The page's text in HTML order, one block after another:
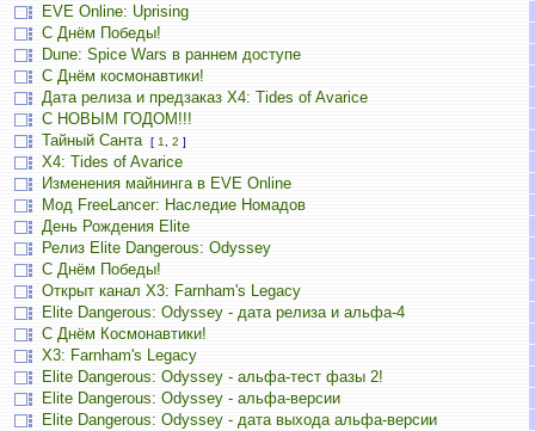
EVE Online: Uprising
С Днём Победы!
Dune: Spice Wars в раннем доступе
С Днём космонавтики!
Дата релиза и предзаказ X4: Tides of Avarice
С НОВЫМ ГОДОМ!!!
Тайный Санта
[ 1 2 ]
X4: Tides of Avarice
Изменения майнинга в EVE Online
Мод FreeLancer: Наследие Номадов
День Рождения Elite
Релиз Elite Dangerous: Odyssey
С Днём Победы!
Открыт канал X3: Farnham's Legacy
Elite Dangerous: Odyssey - дата релиза и альфа-4
С Днём Космонавтики!
X3: Farnham's Legacy
Elite Dangerous: Odyssey - альфа-тест фазы 2!
Elite Dangerous: Odyssey - альфа-версии
Elite Dangerous: Odyssey - дата выхода альфа-версии